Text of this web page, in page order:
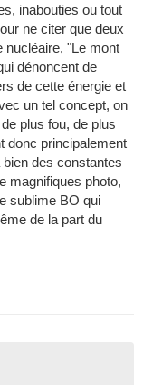
inabouties ou tout
ne citer que deux
"Le mont
dénoncent de
de cette énergie et
un tel concept, on
plus fou, de plus
donc principalement
des constantes
magnifiques photo,
sublime BO qui
de la part du